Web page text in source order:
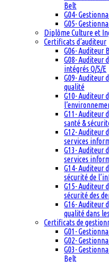
Belt
G04-
G05-
Diplôme Culture et
Certificats d’auditeur
G06- Auditeur
G08- Auditeur
intégrés Q/S/E
G09- Auditeur
qualité
G10- Auditeur
G11- Auditeur
santé &
G12- Auditeur
services
G13- Auditeur
services
G14- Auditeur
sécurité de
G15- Auditeur
sécurité des
G16- Auditeur
qualité dans
Certificats de
G01-
G02-
G03-
Belt